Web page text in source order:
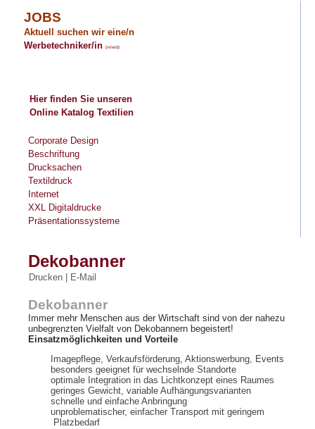
JOBS
Aktuell suchen wir eine/n
Werbetechniker/in(m/w/d)
Hier finden Sie unseren
Online KatalogTextilien
Corporate Design
Beschriftung
Drucksachen
Textildruck
Internet
XXL Digitaldrucke
Präsentationssysteme
Dekobanner
Drucken E-Mail
Dekobanner
Immer mehr Menschen aus der Wirtschaft sind von der nahezu
unbegrenzten Vielfalt von Dekobannern begeistert!
Einsatzmöglichkeiten und Vorteile
Imagepflege, Verkaufsförderung, Aktionswerbung, Events
besonders geeignet für wechselnde Standorte
optimale Integration in das Lichtkonzept eines Raumes
geringes Gewicht, variable Aufhängungsvarianten
schnelle und einfache Anbringung
unproblematischer, einfacher Transport mit geringem
Platzbedarf